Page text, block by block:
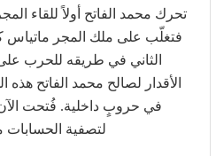
فتغلّب على ملك المجر ماتياس
الثاني في طريقه للحرب
الأقدار لصالح محمد الفاتح هذه
في حروبٍ داخلية. فُتحت الآن
لتصفية